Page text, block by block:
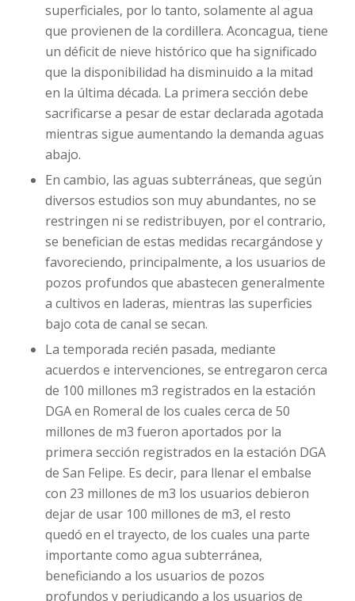
superficiales, por lo tanto, solamente al agua
que provienen de la cordillera. Aconcagua, tiene
un déficit de nieve histórico que ha significado
que la disponibilidad ha disminuido a la mitad
en la última década. La primera sección debe
sacrificarse a pesar de estar declarada agotada
mientras sigue aumentando la demanda aguas
abajo.
En cambio, las aguas subterráneas, que según
diversos estudios son muy abundantes, no se
restringen ni se redistribuyen, por el contrario,
se benefician de estas medidas recargándose y
favoreciendo, principalmente, a los usuarios de
pozos profundos que abastecen generalmente
a cultivos en laderas, mientras las superficies
bajo cota de canal se secan.
La temporada recién pasada, mediante
acuerdos e intervenciones, se entregaron cerca
de 100 millones m3 registrados en la estación
DGA en Romeral de los cuales cerca de 50
millones de m3 fueron aportados por la
primera sección registrados en la estación DGA
de San Felipe. Es decir, para llenar el embalse
con 23 millones de m3 los usuarios debieron
dejar de usar 100 millones de m3, el resto
quedó en el trayecto, de los cuales una parte
importante como agua subterránea,
beneficiando a los usuarios de pozos
profundos y perjudicando a los usuarios de